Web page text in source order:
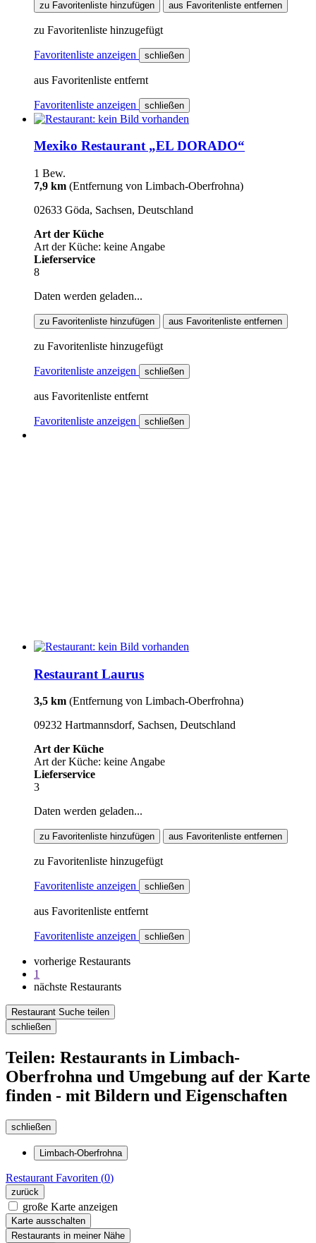
zu Favoritenliste hinzufügen aus Favoritenliste entfernen
zu Favoritenliste hinzugefügt
Favoritenliste anzeigen schließen
aus Favoritenliste entfernt
Favoritenliste anzeigen schließen
Mexiko Restaurant „EL DORADO“
1 Bew.
7,9 km (Entfernung von Limbach-Oberfrohna)
02633 Göda, Sachsen, Deutschland
Art der Küche
Art der Küche: keine Angabe
Lieferservice
8
Daten werden geladen...
zu Favoritenliste hinzufügen aus Favoritenliste entfernen
zu Favoritenliste hinzugefügt
Favoritenliste anzeigen schließen
aus Favoritenliste entfernt
Favoritenliste anzeigen schließen
Restaurant Laurus
3,5 km (Entfernung von Limbach-Oberfrohna)
09232 Hartmannsdorf, Sachsen, Deutschland
Art der Küche
Art der Küche: keine Angabe
Lieferservice
3
Daten werden geladen...
zu Favoritenliste hinzufügen aus Favoritenliste entfernen
zu Favoritenliste hinzugefügt
Favoritenliste anzeigen schließen
aus Favoritenliste entfernt
Favoritenliste anzeigen schließen
vorherige Restaurants
1
nächste Restaurants
Restaurant Suche teilen
schließen
Teilen: Restaurants in Limbach-
Oberfrohna und Umgebung auf der Karte
finden - mit Bildern und Eigenschaften
schließen
Limbach-Oberfrohna
Restaurant Favoriten (0)
zurück
große Karte anzeigen
Karte ausschalten
Restaurants in meiner Nähe